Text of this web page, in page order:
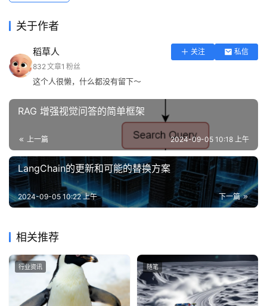
关于作者
稻草人 关注
私信
832文章1 粉丝
这个人很懒，什么都没有留下～
RAG 增强视觉问答的简单框架
上一篇 2024-09-05 10:18 上午
LangChain的更新和可能的替换方案
下一篇
2024-09-05 10:22 上午
相关推荐
行业资讯 随笔